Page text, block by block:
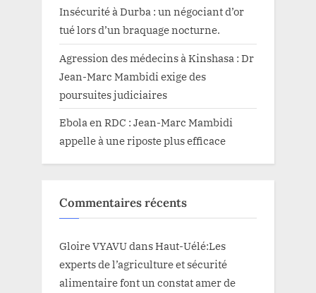
Insécurité à Durba : un négociant d’or
tué lors d’un braquage nocturne.
Agression des médecins à Kinshasa : Dr
Jean-Marc Mambidi exige des
poursuites judiciaires
Ebola en RDC : Jean-Marc Mambidi
appelle à une riposte plus efficace
Commentaires récents
Gloire VYAVUdansHaut-Uélé:Les
experts de l’agriculture et sécurité
alimentaire font un constat amer de